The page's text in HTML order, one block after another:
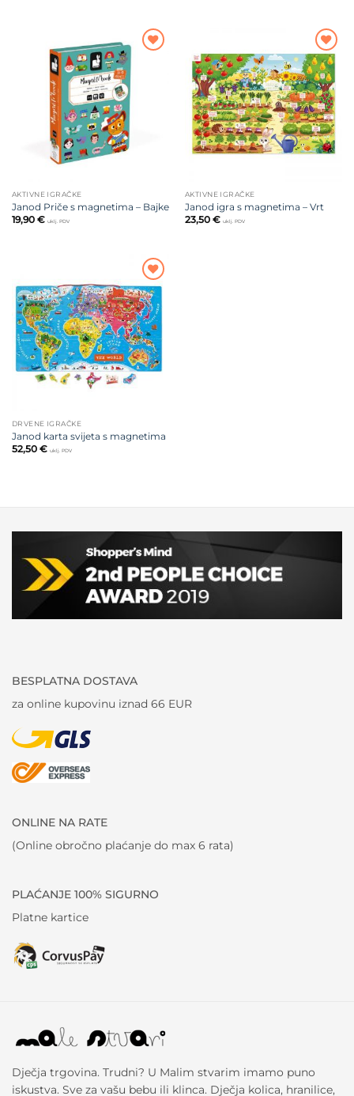
Dodajte
na listu
AKTIVNE IGRAČKE
Janod Priče s magnetima – Bajke
19,90 € uklj. PDV
Dodajte
na listu
želja
AKTIVNE IGRAČKE
Janod igra s magnetima – Vrt
23,50 € uklj. PDV
Dodajte
na listu
želja
DRVENE IGRAČKE
Janod karta svijeta s magnetima
52,50 € uklj. PDV
BESPLATNA DOSTAVA
za online kupovinu iznad 66 EUR
ONLINE NA RATE
(Online obročno plaćanje do max 6 rata)
PLAĆANJE 100% SIGURNO
Platne kartice
Dječja trgovina. Trudni? U Malim stvarim imamo puno
iskustva. Sve za vašu bebu ili klinca. Dječja kolica, hranilice,